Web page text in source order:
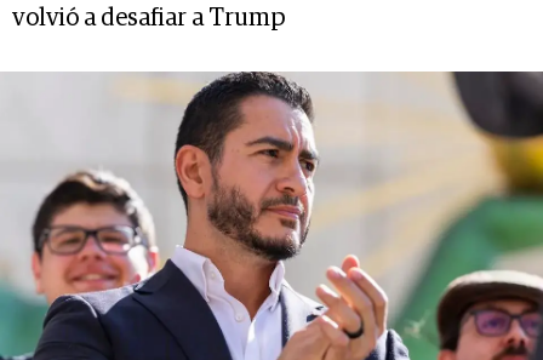
volvió a desafiar a Trump